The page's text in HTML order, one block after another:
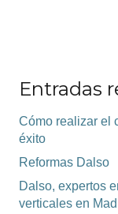
Entradas
Cómo realizar el
éxito
Reformas Dalso
Dalso, expertos
verticales en